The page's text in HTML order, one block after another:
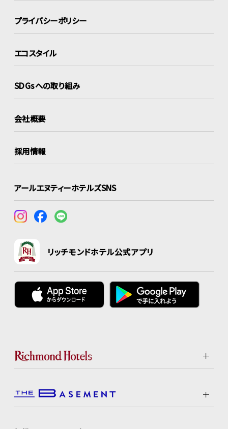
プライバシーポリシー
エコスタイル
SDGsへの取り組み
会社概要
採用情報
アールエヌティーホテルズSNS
リッチモンドホテル公式アプリ